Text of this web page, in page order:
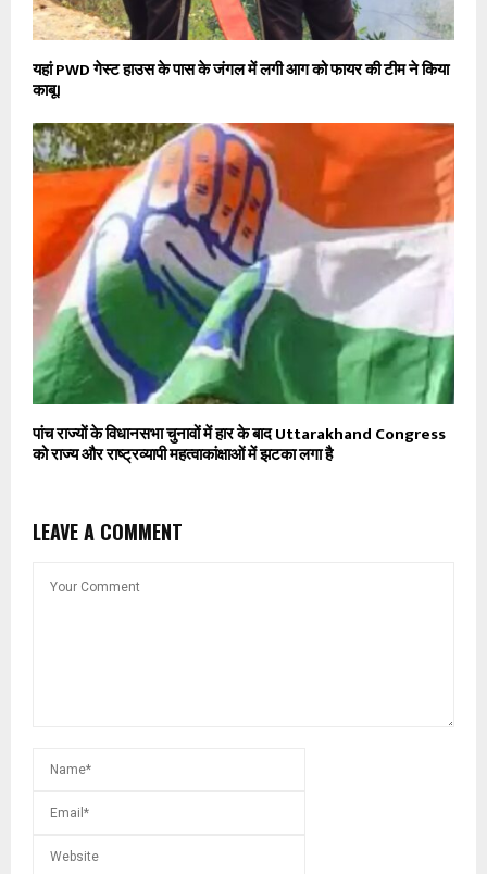
यहां PWD गेस्ट हाउस के पास के जंगल में लगी आग को फायर की टीम ने किया
काबू।
पांच राज्यों के विधानसभा चुनावों में हार के बाद Uttarakhand Congress
को राज्य और राष्ट्रव्यापी महत्वाकांक्षाओं में झटका लगा है
LEAVE A COMMENT